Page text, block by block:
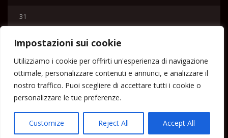
Impostazioni sui cookie
Utilizziamo i cookie per offrirti un'esperienza di navigazione
ottimale, personalizzare contenuti e annunci, e analizzare il
nostro traffico. Puoi scegliere di accettare tutti i cookie o
personalizzare le tue preferenze.
Customize Reject All Accept All
31
Home
Lipari News
Cronaca Lipari
Politica Lipari
Cultura Lipari